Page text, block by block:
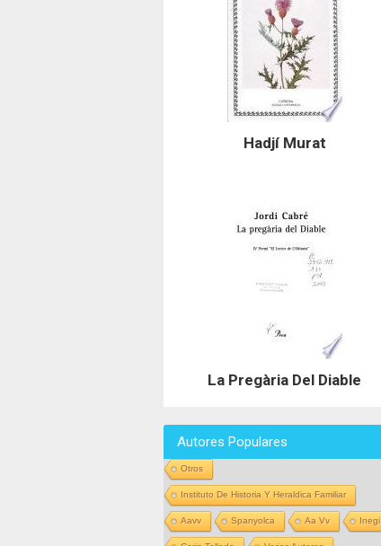
Hadjí Murat
La Pregària Del Diable
Autores Populares
Otros
Instituto De Historia Y Heraldica Familiar
Aavv Spanyolca Aa Vv Inegi